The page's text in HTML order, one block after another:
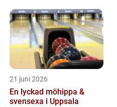
21 juni 2026
En lyckad möhippa &
svensexa i Uppsala